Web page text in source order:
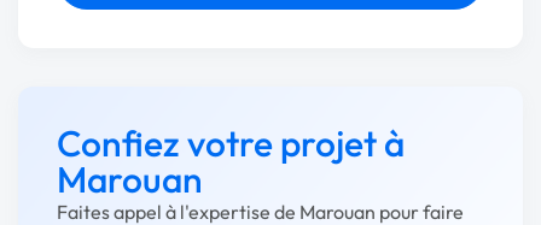
Confiez votre projet à
Marouan
Faites appel à l'expertise de Marouan pour faire